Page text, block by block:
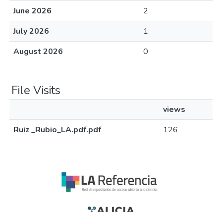
June 2026
2
July 2026
1
August 2026
0
File Visits
views
Ruiz _Rubio_LA.pdf.pdf
126